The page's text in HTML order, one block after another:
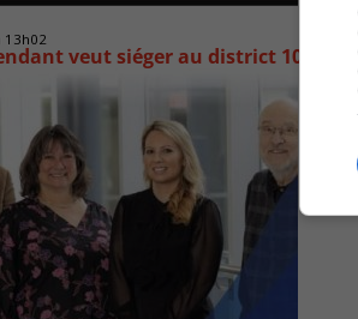
13h02
veut siéger au district 10 à